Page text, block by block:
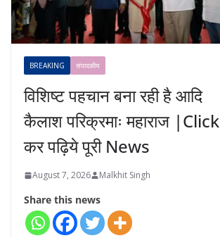
BREAKING संपादकीय
विशिष्ट पहचान बना रही है आदि
कैलाश परिक्रमाः महाराज |Click
कर पढ़िये पूरी News
August 7, 2026 Malkhit Singh
Share this news